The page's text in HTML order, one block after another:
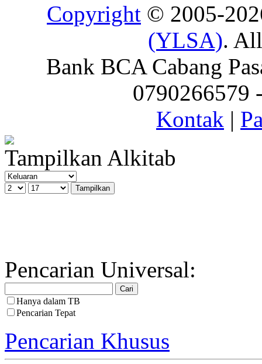
Copyright © 2005-
(YLSA).
Bank BCA Cabang
0790266579
Kontak |
Tampilkan Alkitab
Pencarian Universal:
Hanya dalam TB
Pencarian Tepat
Pencarian Khusus